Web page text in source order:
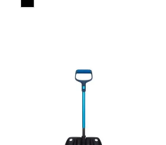
Colour
Black